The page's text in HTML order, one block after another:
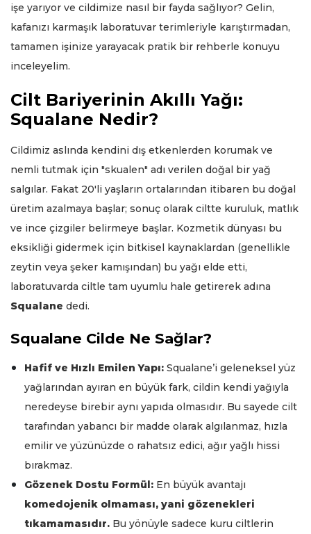
işe yarıyor ve cildimize nasıl bir fayda sağlıyor? Gelin,
kafanızı karmaşık laboratuvar terimleriyle karıştırmadan,
tamamen işinize yarayacak pratik bir rehberle konuyu
inceleyelim.
Cilt Bariyerinin Akıllı Yağı:
Squalane Nedir?
Cildimiz aslında kendini dış etkenlerden korumak ve
nemli tutmak için "skualen" adı verilen doğal bir yağ
salgılar. Fakat 20'li yaşların ortalarından itibaren bu doğal
üretim azalmaya başlar; sonuç olarak ciltte kuruluk, matlık
ve ince çizgiler belirmeye başlar. Kozmetik dünyası bu
eksikliği gidermek için bitkisel kaynaklardan (genellikle
zeytin veya şeker kamışından) bu yağı elde etti,
laboratuvarda ciltle tam uyumlu hale getirerek adına
Squalane dedi.
Squalane Cilde Ne Sağlar?
Hafif ve Hızlı Emilen Yapı: Squalane’i geleneksel yüz
yağlarından ayıran en büyük fark, cildin kendi yağıyla
neredeyse birebir aynı yapıda olmasıdır. Bu sayede cilt
tarafından yabancı bir madde olarak algılanmaz, hızla
emilir ve yüzünüzde o rahatsız edici, ağır yağlı hissi
bırakmaz.
Gözenek Dostu Formül: En büyük avantajı
komedojenik olmaması, yani gözenekleri
tıkamamasıdır. Bu yönüyle sadece kuru ciltlerin